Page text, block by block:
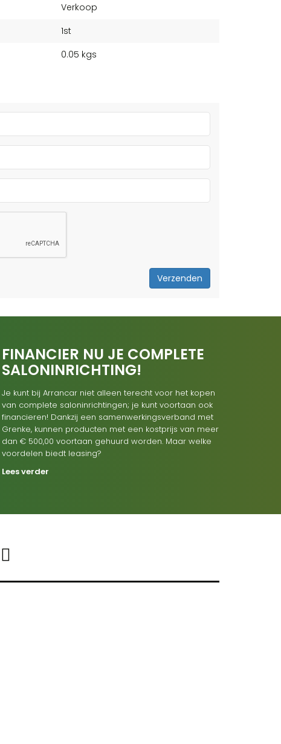
Verkoop
1st
0.05 kgs
Verzenden
FINANCIER NU JE COMPLETE
SALONINRICHTING!
Je kunt bij Arrancar niet alleen terecht voor het kopen
van complete saloninrichtingen; je kunt voortaan ook
financieren! Dankzij een samenwerkingsverband met
Grenke, kunnen producten met een kostprijs van meer
dan € 500,00 voortaan gehuurd worden. Maar welke
voordelen biedt leasing?
Lees verder